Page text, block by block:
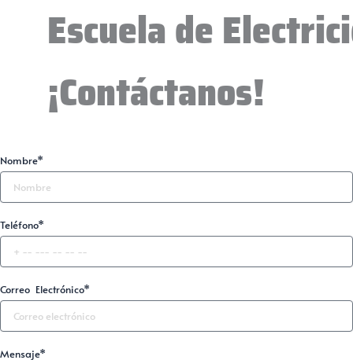
Escuela de
¡Contáctanos!
Nombre*
Teléfono*
Correo Electrónico*
Mensaje*